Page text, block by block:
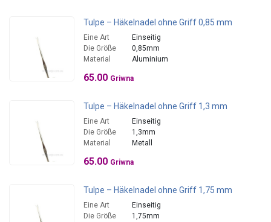
Tulpe – Häkelnadel ohne Griff 0,85 mm
Eine Art
Einseitig
Die Größe
0,85mm
Material
Aluminium
65.00 Griwna
Tulpe – Häkelnadel ohne Griff 1,3 mm
Eine Art
Einseitig
Die Größe
1,3mm
Material
Metall
65.00 Griwna
Tulpe – Häkelnadel ohne Griff 1,75 mm
Eine Art
Einseitig
Die Größe
1,75mm